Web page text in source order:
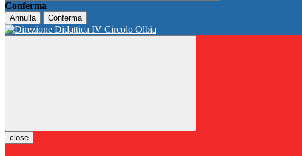
Conferma
Annulla Conferma
close